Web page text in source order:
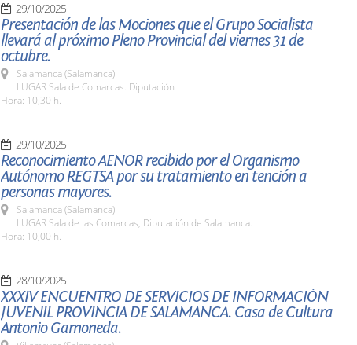
29/10/2025
Presentación de las Mociones que el Grupo Socialista
llevará al próximo Pleno Provincial del viernes 31 de
octubre.
Salamanca (Salamanca)
LUGAR Sala de Comarcas. Diputación
Hora: 10,30 h.
29/10/2025
Reconocimiento AENOR recibido por el Organismo
Autónomo REGTSA por su tratamiento en tención a
personas mayores.
Salamanca (Salamanca)
LUGAR Sala de las Comarcas, Diputación de Salamanca.
Hora: 10,00 h.
28/10/2025
XXXIV ENCUENTRO DE SERVICIOS DE INFORMACIÓN
JUVENIL PROVINCIA DE SALAMANCA. Casa de Cultura
Antonio Gamoneda.